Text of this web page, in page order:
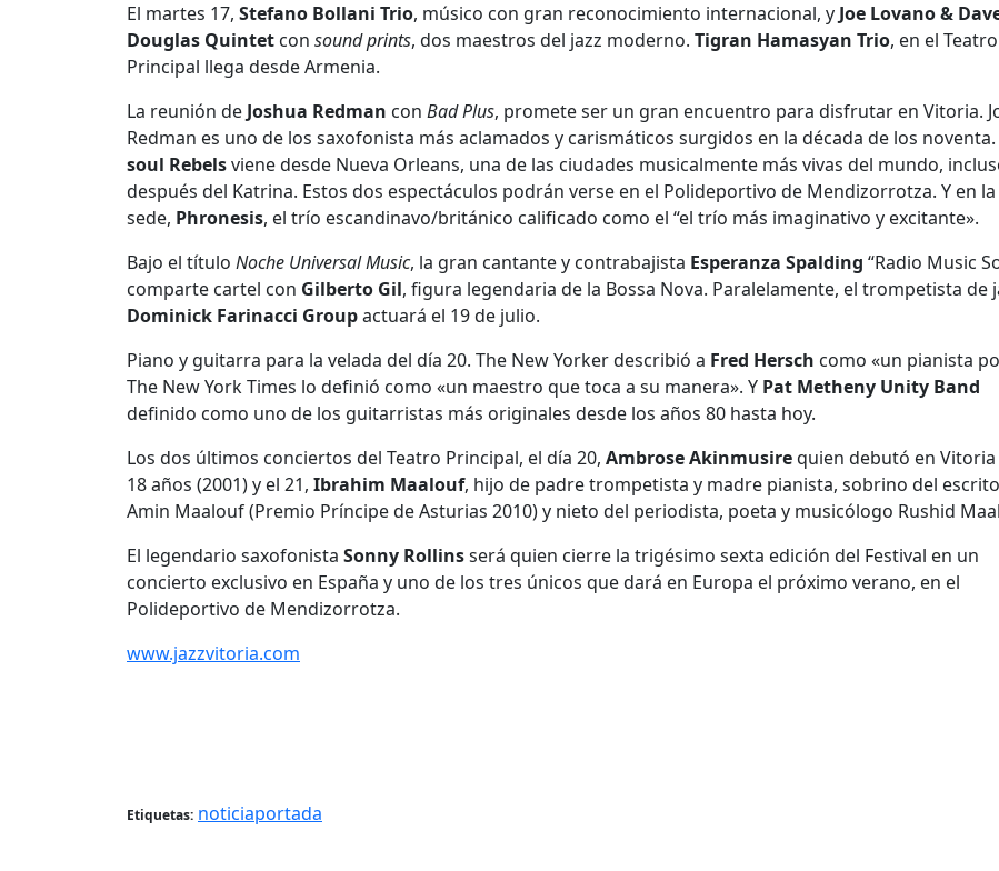
El martes 17, Stefano Bollani Trio, músico con gran reconocimiento internacional, yJoe Lovano &
Douglas Quintet con sound prints, dos maestros del jazz moderno. Tigran Hamasyan Trio, en el Teatro
Principal llega desde Armenia.
La reunión deJoshua Redman con Bad Plus, promete ser un gran encuentro para disfrutar en Vitoria.
Redman es uno de los saxofonista más aclamados y carismáticos surgidos en la década de los noventa.
soul Rebelsviene desde Nueva Orleans, una de las ciudades musicalmente más vivas del mundo,
después del Katrina. Estos dos espectáculos podrán verse en el Polideportivo de Mendizorrotza. Y en
sede, Phronesis, el trío escandinavo/británico calificado como el “el trío más imaginativo y excitante».
Bajo el título Noche Universal Music, la gran cantante y contrabajista Esperanza Spalding “Radio Music
comparte cartel con Gilberto Gil, figura legendaria de la Bossa Nova. Paralelamente, el trompetista de
Dominick Farinacci Groupactuará el 19 de julio.
Piano y guitarra para la velada del día 20. The New Yorker describió a Fred Hersch como «un pianista
The New York Times lo definió como «un maestro que toca a su manera». Y Pat Metheny Unity Band
definido como uno de los guitarristas más originales desde los años 80 hasta hoy.
Los dos últimos conciertos del Teatro Principal, el día 20, Ambrose Akinmusirequien debutó en Vitoria
18 años (2001) y el 21, Ibrahim Maalouf, hijo de padre trompetista y madre pianista, sobrino del
Amin Maalouf (Premio Príncipe de Asturias 2010) y nieto del periodista, poeta y musicólogo Rushid
El legendario saxofonista Sonny Rollinsserá quien cierre la trigésimo sexta edición del Festival en un
concierto exclusivo en España y uno de los tres únicos que dará en Europa el próximo verano, en el
Polideportivo de Mendizorrotza.
www.jazzvitoria.com
Etiquetas: noticiaportada